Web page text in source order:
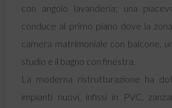
con angolo lavanderia; una
conduce al primo piano dove la
camera matrimoniale con balcone,
studio e il bagno con finestra.
La moderna ristrutturazione ha
impianti nuovi, infissi in PVC,